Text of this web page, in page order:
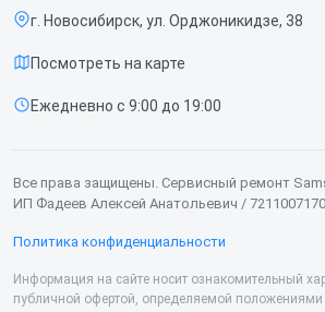
Доставка и способы оплаты
Диагностика
Контакты
Принтеров
Кондиционеров
г. Новосибирск, ул. Орджоникидзе, 38
Посмотреть на карте
Ежедневно с 9:00 до 19:00
Все права защищены. Сервисный ремонт
ИП Фадеев Алексей Анатольевич /
Политика конфиденциальности
Информация на сайте носит ознакомительный
публичной офертой, определяемой положениями